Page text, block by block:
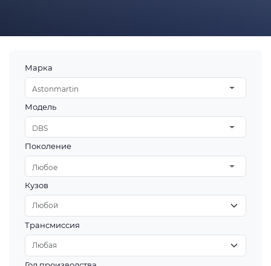
Марка
Astonmartin
Модель
DBS
Поколение
Любое
Кузов
Трансмиссия